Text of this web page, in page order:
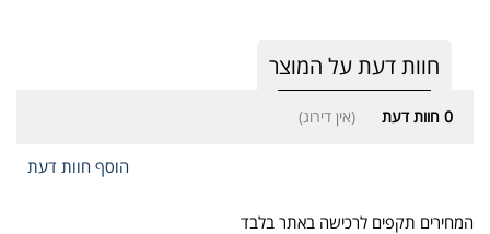
חוות דעת על המוצר
0 חוות דעת (אין דירוג)
הוסף חוות דעת
המחירים תקפים לרכישה באתר בלבד